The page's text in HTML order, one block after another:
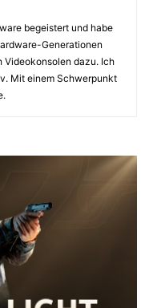
begeistert und habe
Generationen
Videokonsolen dazu. Ich
Mit einem Schwerpunkt